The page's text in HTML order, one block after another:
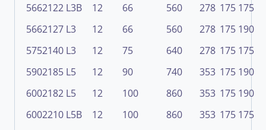
5662122 L3B 12 66 560 278 175 175
5662127 L3 12 66 560 278 175 190
5752140 L3 12 75 640 278 175 175
5902185 L5 12 90 740 353 175 190
6002182 L5 12 100 860 353 175 190
6002210 L5B 12 100 860 353 175 175